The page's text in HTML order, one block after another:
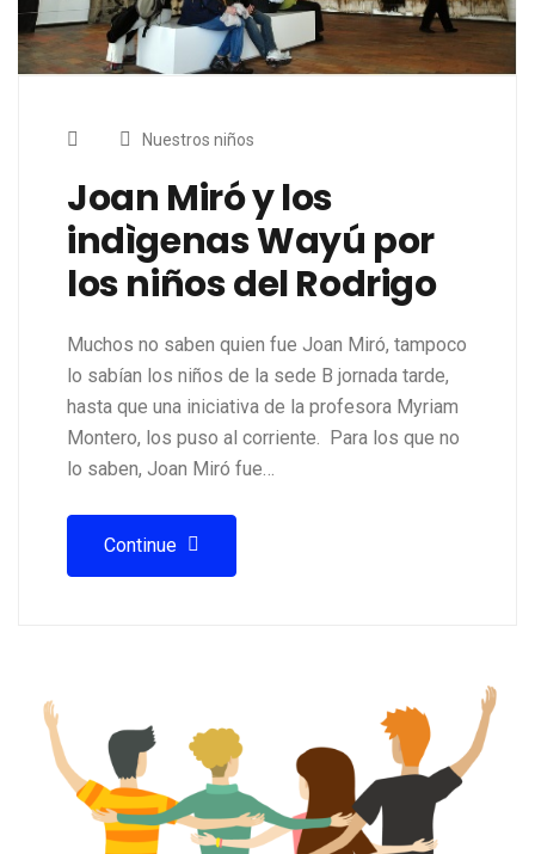
Nuestros niños
Joan Miró y los
indìgenas Wayú por
los niños del Rodrigo
Muchos no saben quien fue Joan Miró, tampoco
lo sabían los niños de la sede B jornada tarde,
hasta que una iniciativa de la profesora Myriam
Montero, los puso al corriente. Para los que no
lo saben, Joan Miró fue…
Continue